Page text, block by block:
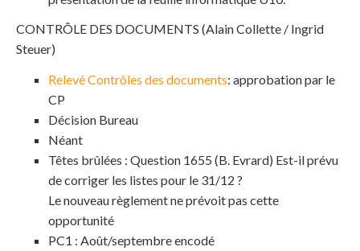
CONTRÔLE DES DOCUMENTS (Alain Collette / Ingrid
Steuer)
Relevé Contrôles des documents: approbation par le
CP
Décision Bureau
Néant
Têtes brûlées : Question 1655 (B. Evrard) Est-il prévu
de corriger les listes pour le 31/12 ?
Le nouveau règlement ne prévoit pas cette
opportunité
PC1 : Août/septembre encodé